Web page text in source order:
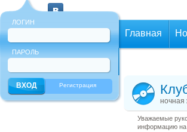
ЛОГИН
ПАРОЛЬ
Регистрация
Главная
ночная
Уважаемые
информацию на